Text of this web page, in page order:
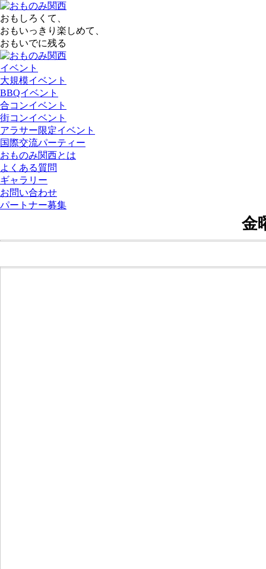
おもしろくて、
おもいっきり楽しめて、
おもいでに残る
イベント
大規模イベント
BBQイベント
合コンイベント
街コンイベント
アラサー限定イベント
国際交流パーティー
おものみ関西とは
よくある質問
ギャラリー
お問い合わせ
パートナー募集
金